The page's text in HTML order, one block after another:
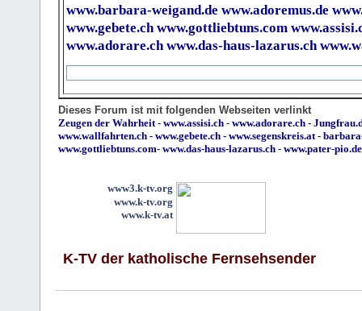
www.barbara-weigand.de www.adoremus.de
www.gebete.ch www.gottliebtuns.com
www.adorare.ch www.das-haus-lazarus.ch
Dieses Forum ist mit folgenden Webseiten verlinkt
Zeugen der Wahrheit - www.assisi.ch - www.adorare.ch -
www.wallfahrten.ch - www.gebete.ch - www.segenskreis.at -
www.gottliebtuns.com- www.das-haus-lazarus.ch - www.pater-pio.de
www3.k-tv.org
www.k-tv.org
www.k-tv.at
K-TV der katholische Fernsehsender